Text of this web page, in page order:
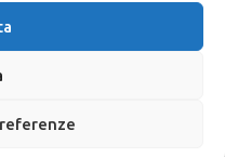
Domenica
Notturno